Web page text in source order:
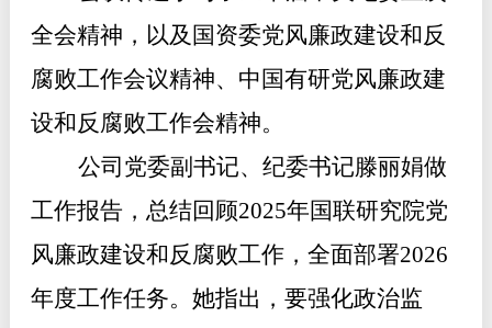
全会精神，以及国资委党风廉政建设和反
腐败工作会议精神、中国有研党风廉政建
设和反腐败工作会精神。
公司党委副书记、纪委书记滕丽娟做
工作报告，总结回顾2025年国联研究院党
风廉政建设和反腐败工作，全面部署2026
年度工作任务。她指出，要强化政治监